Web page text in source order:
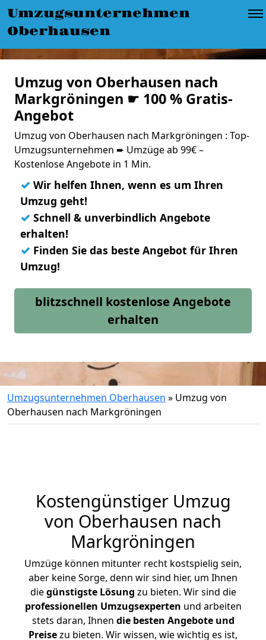
Umzugsunternehmen
Oberhausen
Umzug von Oberhausen nach
Markgröningen ☛ 100 % Gratis-
Angebot
Umzug von Oberhausen nach Markgröningen : Top-
Umzugsunternehmen ➨ Umzüge ab 99€ –
Kostenlose Angebote in 1 Min.
✓ Wir helfen Ihnen, wenn es um Ihren
Umzug geht!
✓ Schnell & unverbindlich Angebote
erhalten!
✓ Finden Sie das beste Angebot für Ihren
Umzug!
blitzschnell kostenlose Angebote
erhalten
Umzugsunternehmen Oberhausen » Umzug von
Oberhausen nach Markgröningen
Kostengünstiger Umzug
von Oberhausen nach
Markgröningen
Umzüge können mitunter recht kostspielig sein,
aber keine Sorge, denn wir sind hier, um Ihnen
diegünstigste Lösung zu bieten. Wir sind die
professionellen Umzugsexperten und arbeiten
stets daran, Ihnen die besten Angebote und
Preisezu bieten. Wir wissen, wie wichtig es ist,